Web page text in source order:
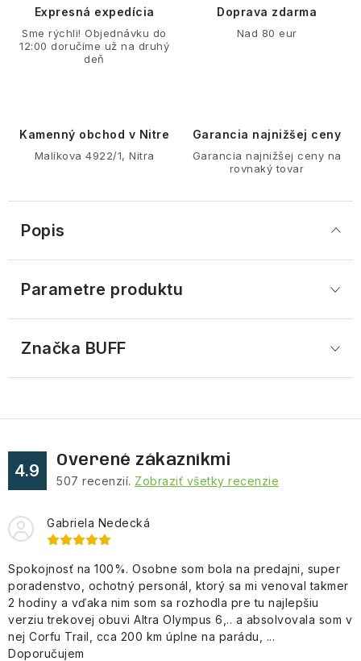
Expresná expedícia
Sme rýchli! Objednávku do
12:00 doručíme už na druhý
deň
Doprava zdarma
Nad 80 eur
Kamenný obchod v Nitre
Malíkova 4922/1, Nitra
Garancia najnižšej ceny
Garancia najnižšej ceny na
rovnaký tovar
Popis
Parametre produktu
Značka BUFF
4.9
Overené zákazníkmi
507 recenzií. Zobraziť všetky recenzie
Gabriela Nedecká
Spokojnosť na 100%. Osobne som bola na predajni, super
poradenstvo, ochotný personál, ktorý sa mi venoval takmer
2 hodiny a vďaka nim som sa rozhodla pre tu najlepšiu
verziu trekovej obuvi Altra Olympus 6,.. a absolvovala som v
nej Corfu Trail, cca 200 km úplne na parádu, ...
Doporučujem